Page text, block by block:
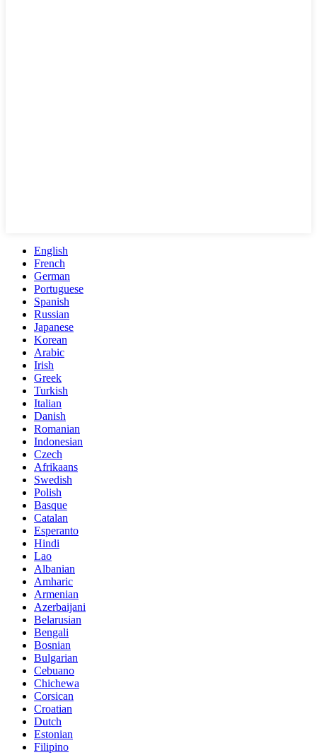
English
French
German
Portuguese
Spanish
Russian
Japanese
Korean
Arabic
Irish
Greek
Turkish
Italian
Danish
Romanian
Indonesian
Czech
Afrikaans
Swedish
Polish
Basque
Catalan
Esperanto
Hindi
Lao
Albanian
Amharic
Armenian
Azerbaijani
Belarusian
Bengali
Bosnian
Bulgarian
Cebuano
Chichewa
Corsican
Croatian
Dutch
Estonian
Filipino